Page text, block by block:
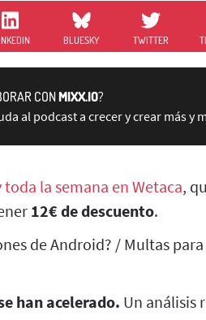
BLUESKY TWITTER
CONMIXX.IO?
al podcast a crecer y crear más y
la semana en Wetaca,
12€ de descuento.
de Android? / Multas
han acelerado. Un análisis